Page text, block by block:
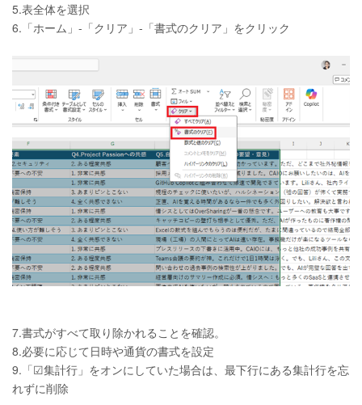
5.表全体を選択
6.「ホーム」-「クリア」-「書式のクリア」をクリック
7.書式がすべて取り除かれることを確認。
8.必要に応じて日時や通貨の書式を設定
9.「☑集計行」をオンにしていた場合は、最下行にある集計行を忘
れずに削除